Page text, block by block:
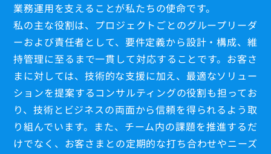
業務運用を支えることが私たちの使命です。
私の主な役割は、プロジェクトごとのグループリーダ
ーおよび責任者として、要件定義から設計・構成、維
持管理に至るまで一貫して対応することです。お客さ
まに対しては、技術的な支援に加え、最適なソリュー
ションを提案するコンサルティングの役割も担ってお
り、技術とビジネスの両面から信頼を得られるよう取
り組んでいます。また、チーム内の課題を推進するだ
けでなく、お客さまとの定期的な打ち合わせやニーズ